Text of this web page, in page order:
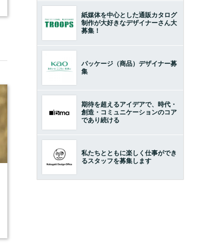
紙媒体を中心とした通販カタログ
制作が大好きなデザイナーさん大
募集！
パッケージ（商品）デザイナー募
集
期待を超えるアイデアで、時代・
創造・コミュニケーションのコア
であり続ける
私たちとともに楽しく仕事ができ
るスタッフを募集します